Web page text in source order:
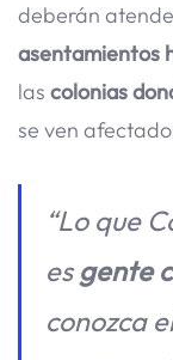
deberán
asentamientos
las colonias
se ven
“Lo que
esgente
conozca